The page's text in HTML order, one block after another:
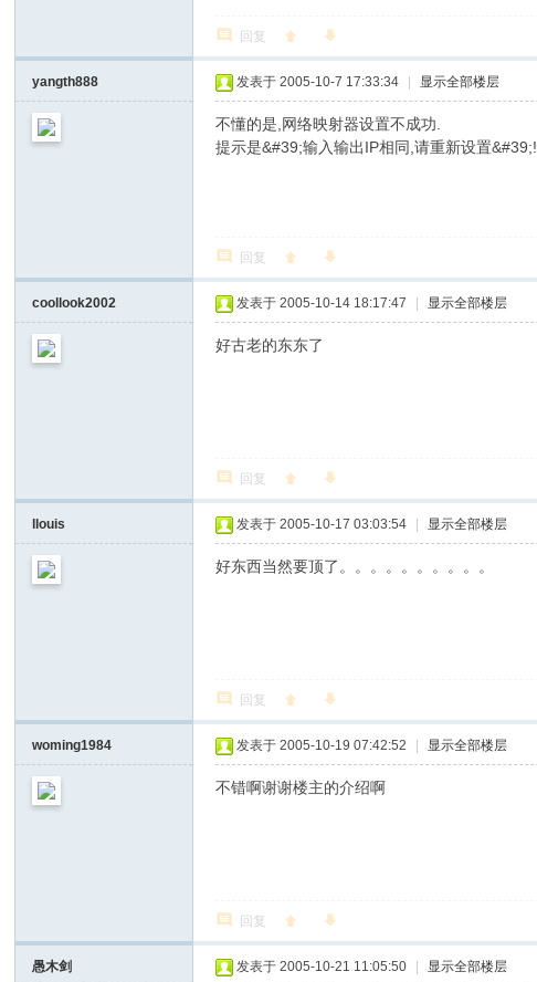
回复
yangth888 发表于 2005-10-7 17:33:34 显示全部楼层
不懂的是,网络映射器设置不成功.
提示是&#39;输入输出IP相同,请重新设置&#39;!
回复
coollook2002 发表于 2005-10-14 18:17:47 显示全部楼层
好古老的东东了
回复
llouis 发表于 2005-10-17 03:03:54 显示全部楼层
好东西当然要顶了。。。。。。。。。。
回复
woming1984 发表于 2005-10-19 07:42:52 显示全部楼层
不错啊谢谢楼主的介绍啊
回复
愚木剑 发表于 2005-10-21 11:05:50 显示全部楼层